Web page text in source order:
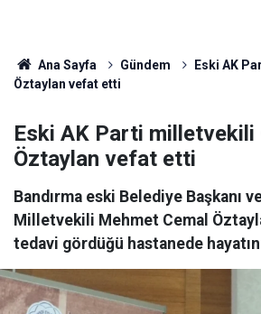
Ana Sayfa Gündem
Eski AK
Öztaylan vefat etti
Eski AK Parti milletvekili
Öztaylan vefat etti
Bandırma eski Belediye Başkanı
Milletvekili Mehmet Cemal
tedavi gördüğü hastanede